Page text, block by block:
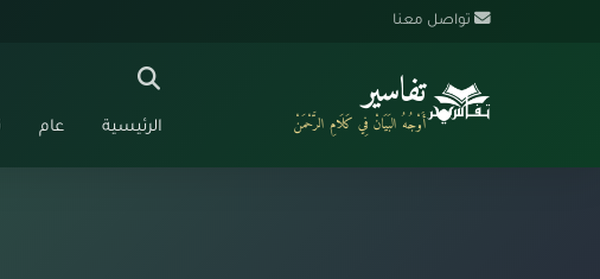
تواصل معنا
تفاسير
أَوْجُهُ البَيَانْ فِي كَلَامِ الرَّحْمَنْ الرئيسية عام